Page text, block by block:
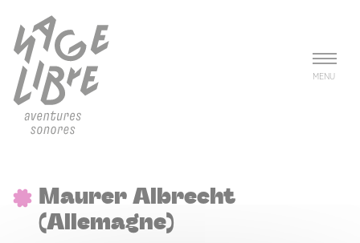
MENU
Maurer Albrecht
(Allemagne)